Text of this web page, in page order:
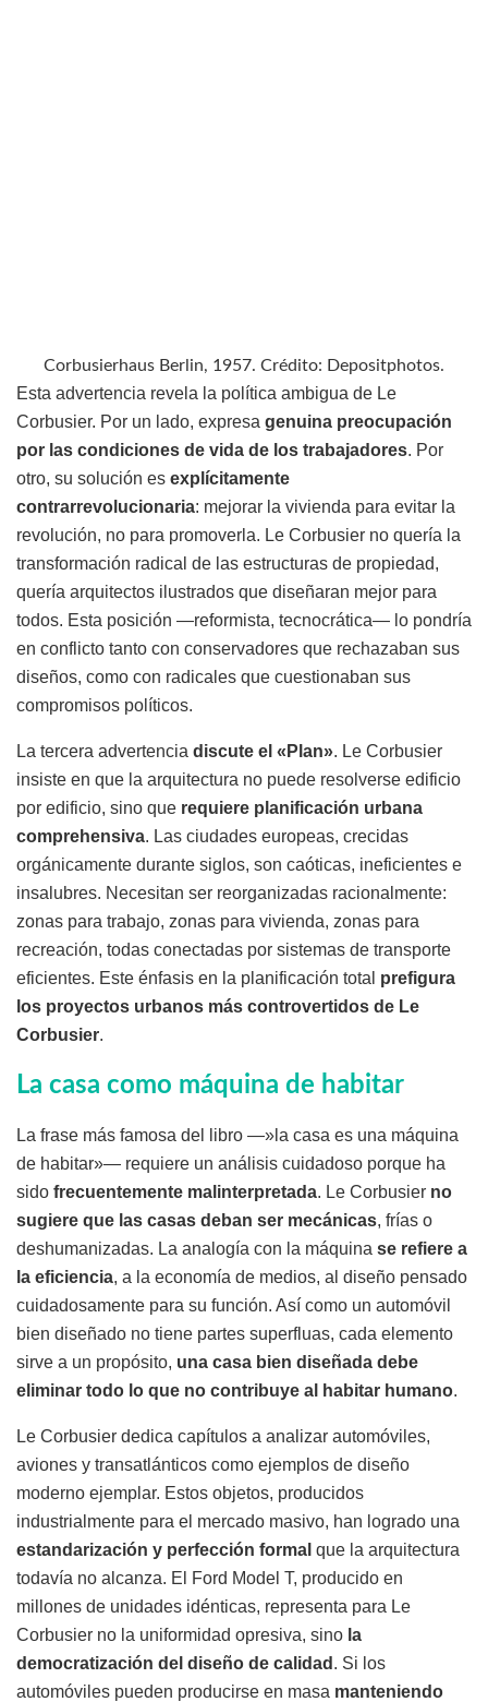
Corbusierhaus Berlin, 1957. Crédito: Depositphotos.
Esta advertencia revela la política ambigua de Le
Corbusier. Por un lado, expresa genuina preocupación
por las condiciones de vida de los trabajadores. Por
otro, su solución es explícitamente
contrarrevolucionaria: mejorar la vivienda para evitar la
revolución, no para promoverla. Le Corbusier no quería la
transformación radical de las estructuras de propiedad,
quería arquitectos ilustrados que diseñaran mejor para
todos. Esta posición —reformista, tecnocrática— lo pondría
en conflicto tanto con conservadores que rechazaban sus
diseños, como con radicales que cuestionaban sus
compromisos políticos.
La tercera advertencia discute el «Plan». Le Corbusier
insiste en que la arquitectura no puede resolverse edificio
por edificio, sino que requiere planificación urbana
comprehensiva. Las ciudades europeas, crecidas
orgánicamente durante siglos, son caóticas, ineficientes e
insalubres. Necesitan ser reorganizadas racionalmente:
zonas para trabajo, zonas para vivienda, zonas para
recreación, todas conectadas por sistemas de transporte
eficientes. Este énfasis en la planificación total prefigura
los proyectos urbanos más controvertidos de Le
Corbusier.
La casa como máquina de habitar
La frase más famosa del libro —»la casa es una máquina
de habitar»— requiere un análisis cuidadoso porque ha
sido frecuentemente malinterpretada. Le Corbusier no
sugiere que las casas deban ser mecánicas, frías o
deshumanizadas. La analogía con la máquina se refiere a
la eficiencia, a la economía de medios, al diseño pensado
cuidadosamente para su función. Así como un automóvil
bien diseñado no tiene partes superfluas, cada elemento
sirve a un propósito, una casa bien diseñada debe
eliminar todo lo que no contribuye al habitar humano.
Le Corbusier dedica capítulos a analizar automóviles,
aviones y transatlánticos como ejemplos de diseño
moderno ejemplar. Estos objetos, producidos
industrialmente para el mercado masivo, han logrado una
estandarización y perfección formal que la arquitectura
todavía no alcanza. El Ford Model T, producido en
millones de unidades idénticas, representa para Le
Corbusier no la uniformidad opresiva, sino la
democratización del diseño de calidad . Si los
automóviles pueden producirse en masa manteniendo